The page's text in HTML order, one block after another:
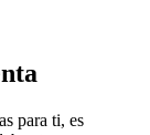
para ti, es